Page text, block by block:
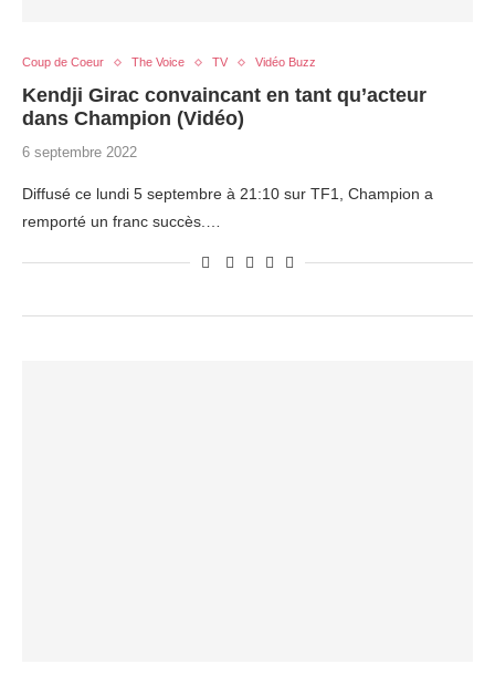
Coup de Coeur The Voice TV Vidéo Buzz
Kendji Girac convaincant en tant qu’acteur
dans Champion (Vidéo)
6 septembre 2022
Diffusé ce lundi 5 septembre à 21:10 sur TF1, Champion a
remporté un franc succès.…